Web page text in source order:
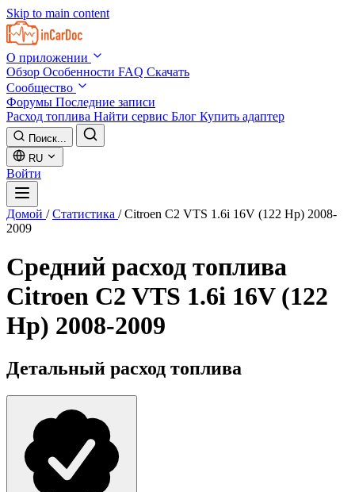
Skip to main content
О приложении
Обзор Особенности FAQ Скачать
Сообщество
Форумы Последние записи
Расход топлива Найти сервис Блог Купить адаптер
Поиск...
RU
Войти
Домой / Статистика / Citroen C2 VTS 1.6i 16V (122 Hp) 2008-
2009
Средний расход топлива
Citroen C2 VTS 1.6i 16V (122
Hp) 2008-2009
Детальный расход топлива